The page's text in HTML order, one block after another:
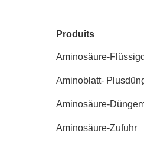
Produits
Aminosäure-
Aminoblatt-
Aminosäure-
Aminosäure-Zufuhr